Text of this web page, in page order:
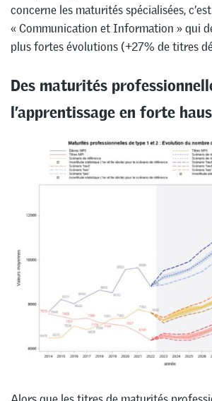
concerne les maturités spécialisées,
« Communication et Information » qui
plus fortes évolutions (+27% de titres
Des maturités
l’apprentissage en forte